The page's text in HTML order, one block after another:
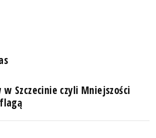
w Szczecinie czyli Mniejszości